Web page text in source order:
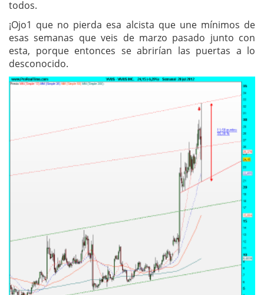
todos.
¡Ojo1 que no pierda esa alcista que une mínimos de
esas semanas que veis de marzo pasado junto con
esta, porque entonces se abrirían las puertas a lo
desconocido.